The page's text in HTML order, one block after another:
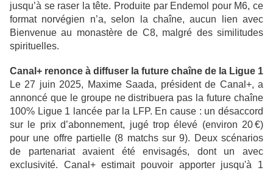
jusqu’à se raser la tête. Produite par Endemol pour M6, ce
format norvégien n’a, selon la chaîne, aucun lien avec
Bienvenue au monastère de C8, malgré des similitudes
spirituelles.
Canal+ renonce à diffuser la future chaîne de la Ligue 1
Le 27 juin 2025, Maxime Saada, président de Canal+, a
annoncé que le groupe ne distribuera pas la future chaîne
100% Ligue 1 lancée par la LFP. En cause : un désaccord
sur le prix d’abonnement, jugé trop élevé (environ 20€)
pour une offre partielle (8 matchs sur 9). Deux scénarios
de partenariat avaient étéenvisagés, dont un avec
exclusivité. Canal+ estimait pouvoir apporter jusqu'à 1